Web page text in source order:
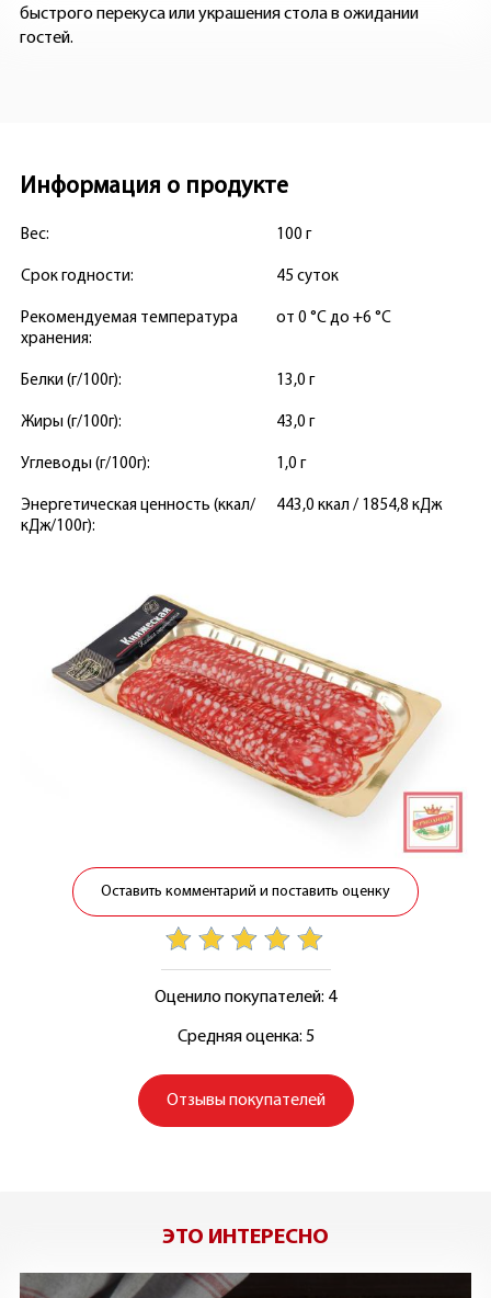
быстрого перекуса или украшения стола в ожидании
гостей.
Информация о продукте
Вес: 100 г
Срок годности: 45 суток
Рекомендуемая температура
хранения:
от 0 °С до +6 °С
Белки (г/100г): 13,0 г
Жиры (г/100г): 43,0 г
Углеводы (г/100г): 1,0 г
Энергетическая ценность (ккал/
кДж/100г):
443,0 ккал / 1854,8 кДж
Оставить комментарий и поставить оценку
Оценило покупателей: 4
Средняя оценка: 5
Отзывы покупателей
ЭТО ИНТЕРЕСНО